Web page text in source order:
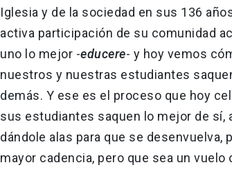
Iglesia y de la sociedad en sus 136
activa participación de su comunidad
uno lo mejor -educere- y hoy vemos
nuestros y nuestras estudiantes
demás. Y ese es el proceso que hoy
sus estudiantes saquen lo mejor de sí,
dándole alas para que se desenvuelva,
mayor cadencia, pero que sea un vuelo